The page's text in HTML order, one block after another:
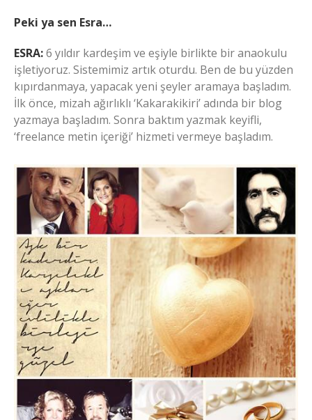
Peki ya sen Esra…
ESRA:6 yıldır kardeşim ve eşiyle birlikte bir anaokulu
işletiyoruz. Sistemimiz artık oturdu. Ben de bu yüzden
kıpırdanmaya, yapacak yeni şeyler aramaya başladım.
İlk önce, mizah ağırlıklı ‘Kakarakikiri’ adında bir blog
yazmaya başladım. Sonra baktım yazmak keyifli,
‘freelance metin içeriği’ hizmeti vermeye başladım.